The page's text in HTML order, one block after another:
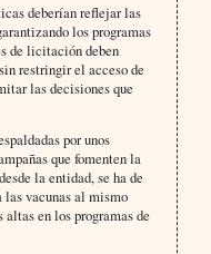
deberían reflejar las
los programas
de licitación deben
restringir el acceso de
las decisiones que
por unos
que fomenten la
la entidad, se ha de
las vacunas al mismo
en los programas de